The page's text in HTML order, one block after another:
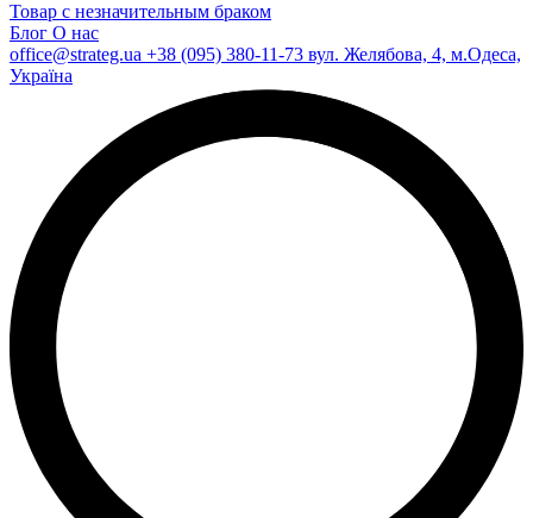
Товар с незначительным браком
Блог О нас
office@strateg.ua +38 (095) 380-11-73 вул. Желябова, 4, м.Одеса,
Україна